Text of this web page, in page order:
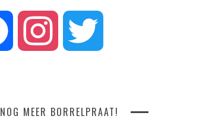
Facebook Instagram
NOG MEER BORRELPRAAT!